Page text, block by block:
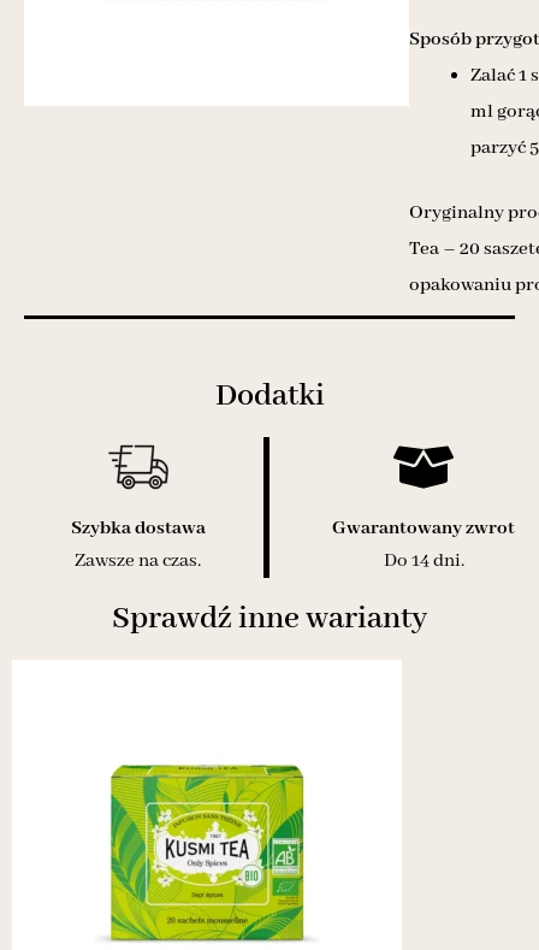
Sposób
Zalać 1
ml
parzyć
Oryginalny
Tea – 20
opakowaniu
Dodatki
Szybka dostawa
Zawsze na czas.
Gwarantowany zwrot
Do 14 dni.
Sprawdź inne warianty